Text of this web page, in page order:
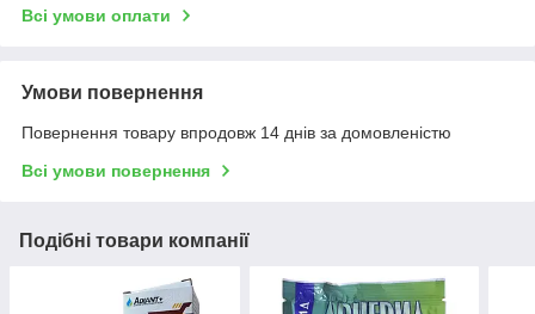
Всі умови оплати
Умови повернення
Повернення товару впродовж 14 днів за домовленістю
Всі умови повернення
Подібні товари компанії